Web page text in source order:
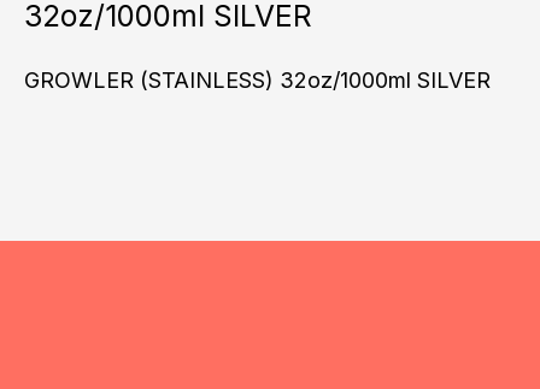
32oz/1000ml SILVER
GROWLER (STAINLESS) 32oz/1000ml SILVER